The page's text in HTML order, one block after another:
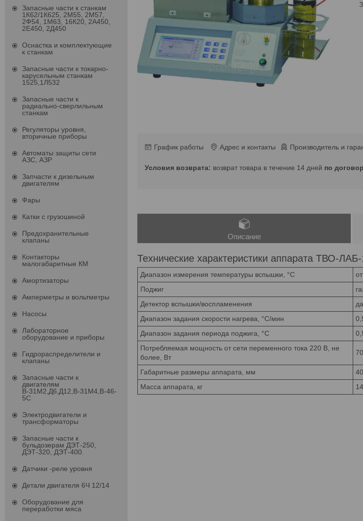
График работы Адрес и контакты Производитель и
возврат товара в течение 14 дней по
Описание
Технические характеристики аппарата ТВО-ЛАБ-
Диапазон измерения температуры вспышки, °С
Поджиг
Детектор вспышки/воспламенения
Диапазон задания скорости нагрева, °С/мин
Диапазон задания периода поджига, °С
Потребляемая мощность от сети переменного тока 220 В, не
более, Вт
Габаритные размеры аппарата, мм
Масса аппарата, кг
14
Запасные части к станкам
1К62/1К625, 2М55, 2М57,
2Ф54, 1М63, 16К20, 2А450,
2Е450, 2Д450
Оснастка и комплектующие
к станкам
Запасные части к токарно-
карусельным станкам
1525,1Л532
Запасные части к
радиально-сверлильным
станкам
Регуляторы уровня,
вторичные приборы
Автоматы защиты сети
АЗС, АЗР
Запчасти к дизельным
двигателям
Фары
Катки с грузошиной
Предохранительные
клапаны
Контакторы
малогабаритные КМ
Амортизаторы
Амперметры и вольтметры
Насосы
Лабораторное
оборудование и приборы
Гидрораспределители и
клапаны
Запасные части к
двигателям
В-31М2,Д6,Д12,В-31М4,В-46-
5С
Электродвигатели и
трансформаторы
Запасные части к
бульдозерам ДЭТ-250,
ДЭТ-320, ДЭТ-400.
Датчики -реле уровня
Детали двигателя 6Ч 12/14
Оборудование для
переработки мяса